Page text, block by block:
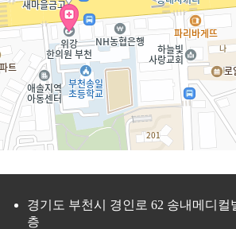
경기도 부천시 경인로 62 송내메디컬
층